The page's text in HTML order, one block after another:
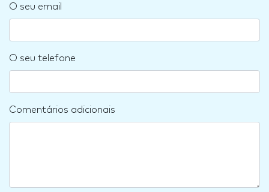
O seu email
O seu telefone
Comentários adicionais